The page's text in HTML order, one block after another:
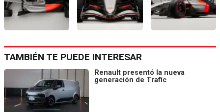
TAMBIÉN TE PUEDE INTERESAR
Renault presentó la nueva
generación de Trafic